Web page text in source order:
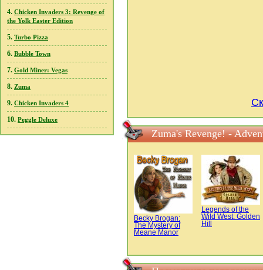
4. Chicken Invaders 3: Revenge of
the Yolk Easter Edition
5. Turbo Pizza
6. Bubble Town
7. Gold Miner: Vegas
8. Zuma
9. Chicken Invaders 4
10. Peggle Deluxe
Zuma's Revenge! -
Becky Brogan:
The Mystery of
Meane Manor
Legends of the
Wild West: Golden
Hill